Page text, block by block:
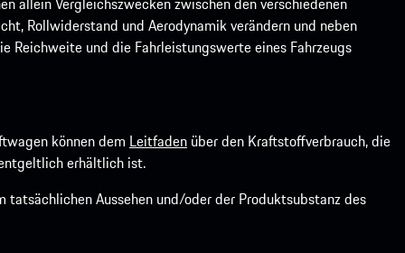
Rollwiderstand und Aerodynamik verändern und neben
Reichweite und die Fahrleistungswerte eines Fahrzeugs
können dem Leitfaden über den Kraftstoffverbrauch, die
erhältlich ist.
Aussehen und/oder der Produktsubstanz des